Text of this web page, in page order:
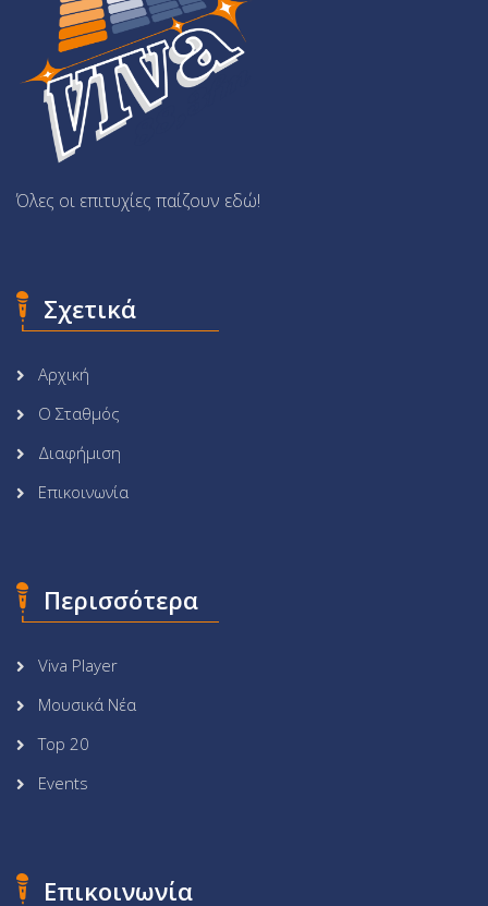
Όλες οι επιτυχίες παίζουν εδώ!
Σχετικά
Αρχική
Ο Σταθμός
Διαφήμιση
Επικοινωνία
Περισσότερα
Viva Player
Μουσικά Νέα
Top 20
Events
Επικοινωνία